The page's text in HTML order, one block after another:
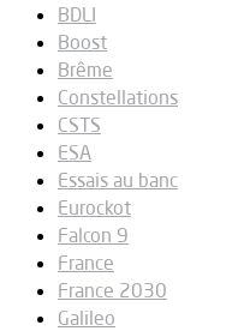
BDLI
Boost
Brême
Constellations
CSTS
ESA
Essais au banc
Eurockot
Falcon 9
France
France 2030
Galileo